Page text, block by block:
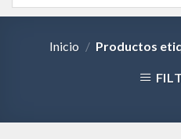
Inicio / Productos